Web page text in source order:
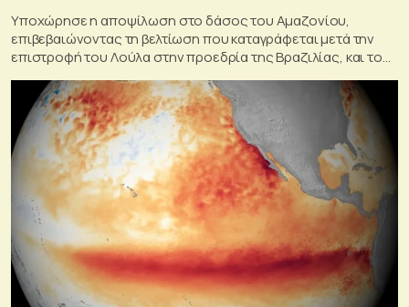
Υποχώρησε η αποψίλωση στο δάσος του Αμαζονίου,
επιβεβαιώνοντας τη βελτίωση που καταγράφεται μετά την
επιστροφή του Λούλα στην προεδρία της Βραζιλίας, και του